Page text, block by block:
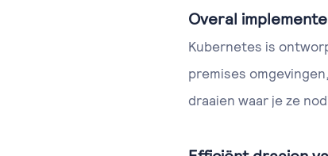
Overal
Kubernetes is
premises
draaien waar je ze